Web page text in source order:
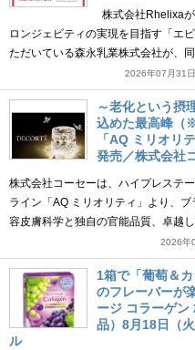
株式会社Rhelixa
ロンジェビティの実現を目指す「エ
ただいている森永乳業株式会社が、
2026年07月31
～老化という
込めた最高峰（
「AQ ミリオリ
発売／株式会社
株式会社コーセーは、ハイプレステ
ライン「AQ ミリオリティ」より、
容皮膚科学と独自の官能品質、卓越
2026年
1箱で「葡萄＆
のフレーバーが
ージ コラーゲン
品）8月18日（
ル